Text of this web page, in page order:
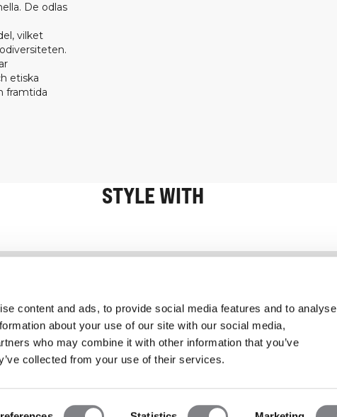
content and ads, to provide social media features and to analyse
about your use of our site with our social media,
who may combine it with other information that you’ve
collected from your use of their services.
De odlas
vilket
etiska
framtida
STYLE WITH